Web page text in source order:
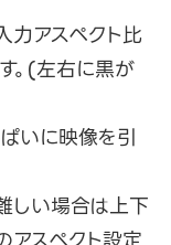
アスペクト比
。(左右に黒が
に映像を引
い場合は上下